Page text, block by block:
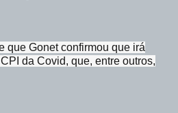
que Gonet confirmou que irá
da Covid, que, entre outros,